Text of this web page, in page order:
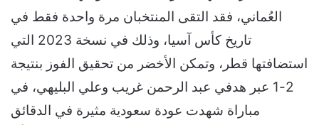
العُماني، فقد التقى المنتخبان مرة واحدة فقط في
تاريخ كأس آسيا، وذلك في نسخة 2023 التي
استضافتها قطر، وتمكن الأخضر من تحقيق الفوز بنتيجة
2-1 عبر هدفي عبد الرحمن غريب وعلي البليهي، في
مباراة شهدت عودة سعودية مثيرة في الدقائق